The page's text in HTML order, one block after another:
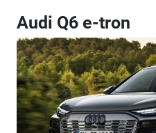
Audi Q6 e-tron